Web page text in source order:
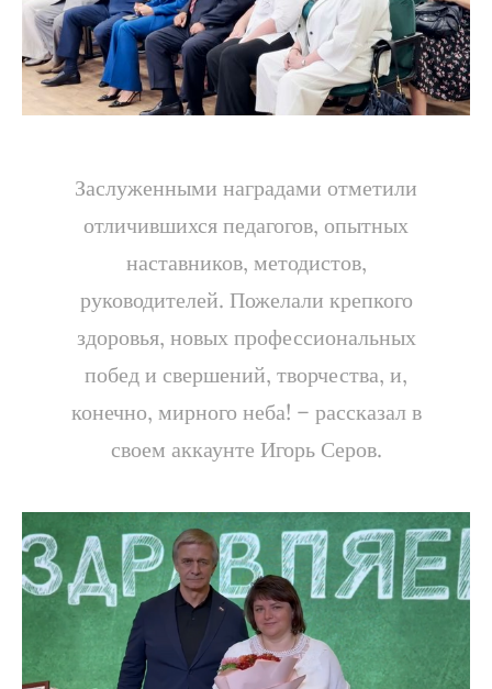
Заслуженными наградами отметили
отличившихся педагогов, опытных
наставников, методистов,
руководителей. Пожелали крепкого
здоровья, новых профессиональных
побед и свершений, творчества, и,
конечно, мирного неба! – рассказал в
своем аккаунте Игорь Серов.